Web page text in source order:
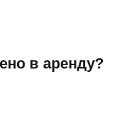
в аренду?